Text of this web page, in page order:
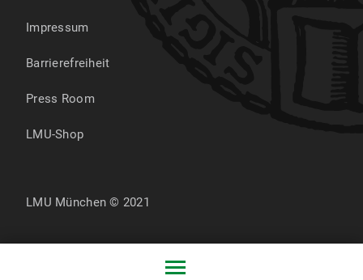
Impressum
Barrierefreiheit
Press Room
LMU-Shop
LMU München © 2021